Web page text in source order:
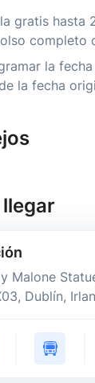
gratis hasta
completo
la
la fecha
Malone
, Dublín,